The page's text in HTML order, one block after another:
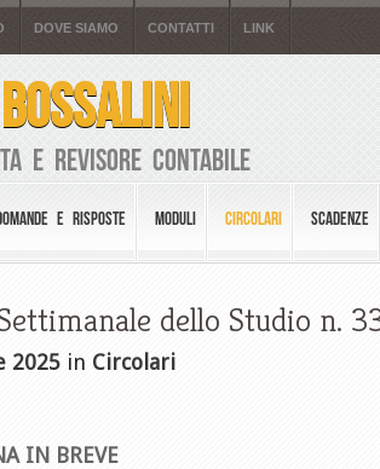
DOVE SIAMO CONTATTI LINK
e Revisore Contabile
E RISPOSTE MODULI CIRCOLARI SCADENZE
dello Studio n.
2025 in Circolari
IN BREVE